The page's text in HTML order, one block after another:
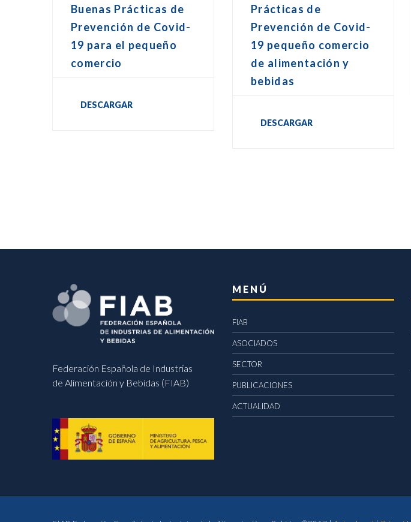
Buenas Prácticas de
Prevención de Covid-
19 para el pequeño
comercio
DESCARGAR
Prácticas de
Prevención de Covid-
19 pequeño comercio
de alimentación y
bebidas
DESCARGAR
Federación Española de Industrias
de Alimentación y Bebidas (FIAB)
MENÚ
FIAB
ASOCIADOS
SECTOR
PUBLICACIONES
ACTUALIDAD